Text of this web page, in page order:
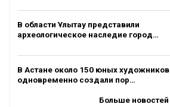
В области Ұлытау представили
археологическое наследие город…
В Астане около 150 юных художников
одновременно создали пор…
Больше новостей